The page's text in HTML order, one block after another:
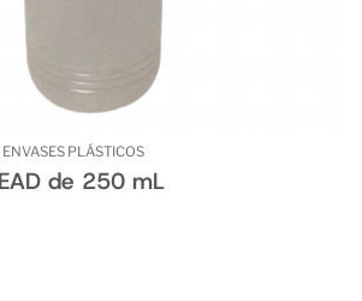
ENVASES PLÁSTICOS
de 250 mL